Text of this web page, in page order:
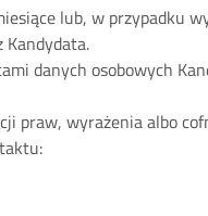
lub, w przypadku
danych osobowych
praw, wyrażenia albo